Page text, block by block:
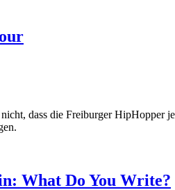
dass die Freiburger
What Do You Write?